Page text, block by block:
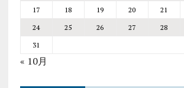
17
18 19 20 21
24
25 26 27 28
31
« 10月